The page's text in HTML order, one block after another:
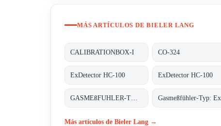
MÁS ARTÍCULOS DE BIELER LANG
CALIBRATIONBOX-I CO-324
ExDetector HC-100 ExDetector HC-100
Más artículos de Bieler Lang →